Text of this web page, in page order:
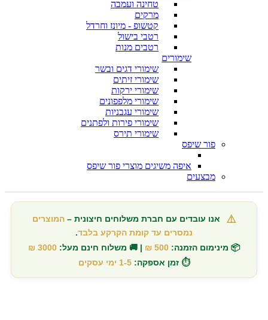
טחינה ועמבה
מרקים
קטשופ - מיונז וחרדל
רטבי בישול
רטבים מנות
שימורים
שימורי דגים ובשר
שימורי זיתים
שימורי ירקות
שימורי מלפפונים
שימורי עגבניות
שימורי פירות ולפתנים
שימורי תירס
פור שיפס
איפה משיגים מוצרי פור שיפס
מבצעים
⚠️ אנו עובדים עם חברת משלוחים חיצונית –המוצרים
נמסרים עד קומת הקרקע בלבד.
📦 מינימום הזמנה: 500 ₪ | 🚚 משלוח חינם מעל: 3000 ₪
⏱️ זמן אספקה: 1-5 ימי עסקים